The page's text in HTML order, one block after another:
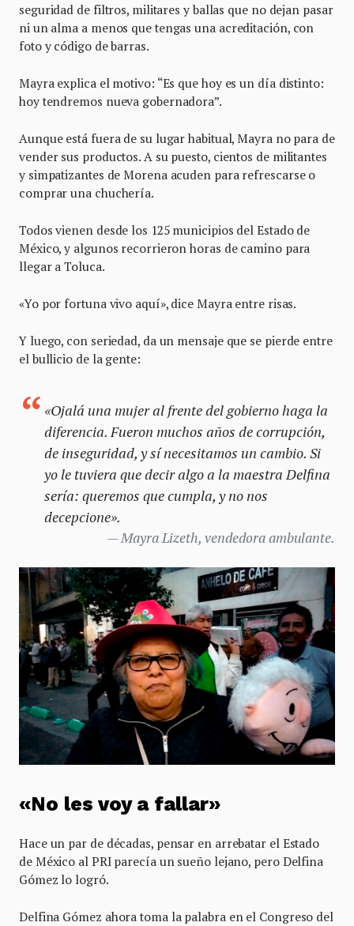
seguridad de filtros, militares y ballas que no dejan pasar
ni un alma a menos que tengas una acreditación, con
foto y código de barras.
Mayra explica el motivo: “Es que hoy es un día distinto:
hoy tendremos nueva gobernadora”.
Aunque está fuera de su lugar habitual, Mayra no para de
vender sus productos. A su puesto, cientos de militantes
y simpatizantes de Morena acuden para refrescarse o
comprar una chuchería.
Todos vienen desde los 125 municipios del Estado de
México, y algunos recorrieron horas de camino para
llegar a Toluca.
«Yo por fortuna vivo aquí», dice Mayra entre risas.
Y luego, con seriedad, da un mensaje que se pierde entre
el bullicio de la gente:
«Ojalá una mujer al frente del gobierno haga la
diferencia. Fueron muchos años de corrupción,
de inseguridad, y sí necesitamos un cambio. Si
yo le tuviera que decir algo a la maestra Delfina
sería: queremos que cumpla, y no nos
decepcione».
Mayra Lizeth, vendedora ambulante.
«No les voy a fallar»
Hace un par de décadas, pensar en arrebatar el Estado
de México al PRI parecía un sueño lejano, pero Delfina
Gómez lo logró.
Delfina Gómez ahora toma la palabra en el Congreso del